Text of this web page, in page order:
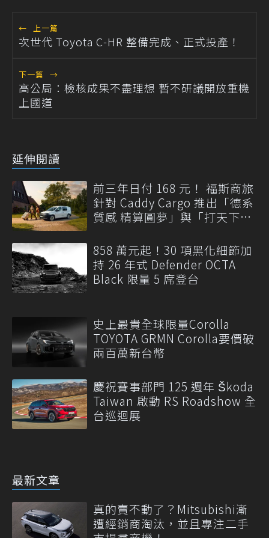
← 上一篇
次世代 Toyota C-HR 整備完成、正式投產！
下一篇 →
高公局：檢核成果不盡理想 暫不研議開放重機
上國道
延伸閱讀
前三年日付 168 元！ 福斯商旅
針對 Caddy Cargo 推出「德系
質感 精算圓夢」與「打天下」
858 萬元起！30 項黑化細節加
持 26 年式 Defender OCTA
Black 限量 5 席登台
史上最貴全球限量Corolla
TOYOTA GRMN Corolla要價破
兩百萬新台幣
慶祝賽事部門 125 週年 Škoda
Taiwan 啟動 RS Roadshow 全
台巡迴展
最新文章
真的賣不動了？Mitsubishi漸
遭經銷商淘汰，並且專注二手